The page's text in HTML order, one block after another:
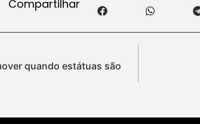
Compartilhar
quando estátuas são